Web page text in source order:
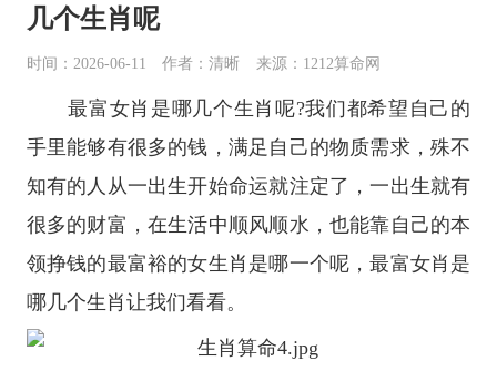
几个生肖呢
时间：2026-06-11 作者：清晰 来源：1212算命网
最富女肖是哪几个生肖呢?我们都希望自己的
手里能够有很多的钱，满足自己的物质需求，殊不
知有的人从一出生开始命运就注定了，一出生就有
很多的财富，在生活中顺风顺水，也能靠自己的本
领挣钱的最富裕的女生肖是哪一个呢，最富女肖是
哪几个生肖让我们看看。